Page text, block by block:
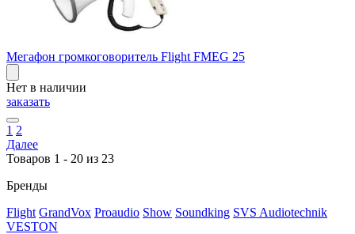
Мегафон громкоговоритель Flight FMEG 25
Нет в наличии
заказать
1 2
Далее
Товаров 1 - 20 из 23
Бренды
Flight GrandVox Proaudio Show Soundking SVS Audiotechnik
VESTON